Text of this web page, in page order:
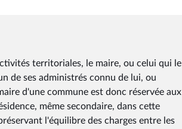
territoriales, le maire, ou celui qui le
de ses administrés connu de lui, ou
d'une commune est donc réservée aux
même secondaire, dans cette
l'équilibre des charges entre les